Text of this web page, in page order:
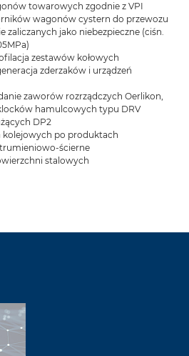
towarowych zgodnie z VPI
wagonów cystern do przewozu
zaliczanych jako niebezpieczne (ciśn.
zestawów kołowych
zderzaków i urządzeń
zaworów rozrządczych Oerlikon,
hamulcowych typu DRV
DP2
kolejowych po produktach
ścierne
stalowych